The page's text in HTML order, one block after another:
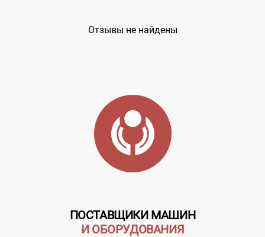
Отзывы не найдены
ПОСТАВЩИКИ МАШИН
И ОБОРУДОВАНИЯ